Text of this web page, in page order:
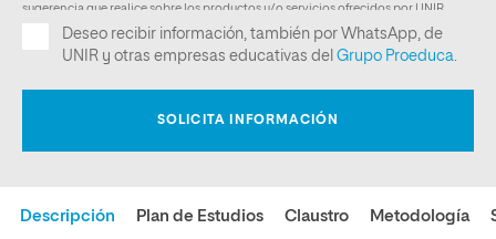
Descripción Plan de Estudios Claustro Metodología